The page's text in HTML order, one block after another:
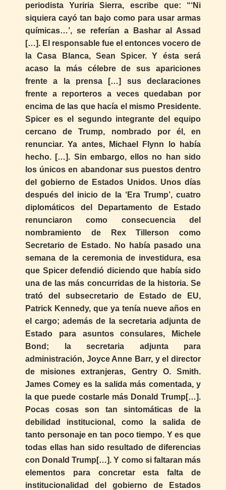
periodista Yuriria Sierra, escribe que: “‘Ni
siquiera cayó tan bajo como para usar armas
químicas…’, se referían a Bashar al Assad
[…]. El responsable fue el entonces vocero de
la Casa Blanca, Sean Spicer. Y ésta será
acaso la más célebre de sus apariciones
frente a la prensa […] sus declaraciones
frente a reporteros a veces quedaban por
encima de las que hacía el mismo Presidente.
Spicer es el segundo integrante del equipo
cercano de Trump, nombrado por él, en
renunciar. Ya antes, Michael Flynn lo había
hecho. […]. Sin embargo, ellos no han sido
los únicos en abandonar sus puestos dentro
del gobierno de Estados Unidos. Unos días
después del inicio de la ‘Era Trump’, cuatro
diplomáticos del Departamento de Estado
renunciaron como consecuencia del
nombramiento de Rex Tillerson como
Secretario de Estado. No había pasado una
semana de la ceremonia de investidura, esa
que Spicer defendió diciendo que había sido
una de las más concurridas de la historia. Se
trató del subsecretario de Estado de EU,
Patrick Kennedy, que ya tenía nueve años en
el cargo; además de la secretaria adjunta de
Estado para asuntos consulares, Michele
Bond; la secretaria adjunta para
administración, Joyce Anne Barr, y el director
de misiones extranjeras, Gentry O. Smith.
James Comey es la salida más comentada, y
la que puede costarle más Donald Trump[…].
Pocas cosas son tan sintomáticas de la
debilidad institucional, como la salida de
tanto personaje en tan poco tiempo. Y es que
todas ellas han sido resultado de diferencias
con Donald Trump[…]. Y como si faltaran más
elementos para concretar esta falta de
institucionalidad del gobierno de Estados